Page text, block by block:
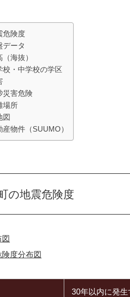
危険度
データ
海抜）
校・中学校の学区
災害危険
場所
図
物件（SUUMO）
の地震危険度
度分布図
30年以内に発生